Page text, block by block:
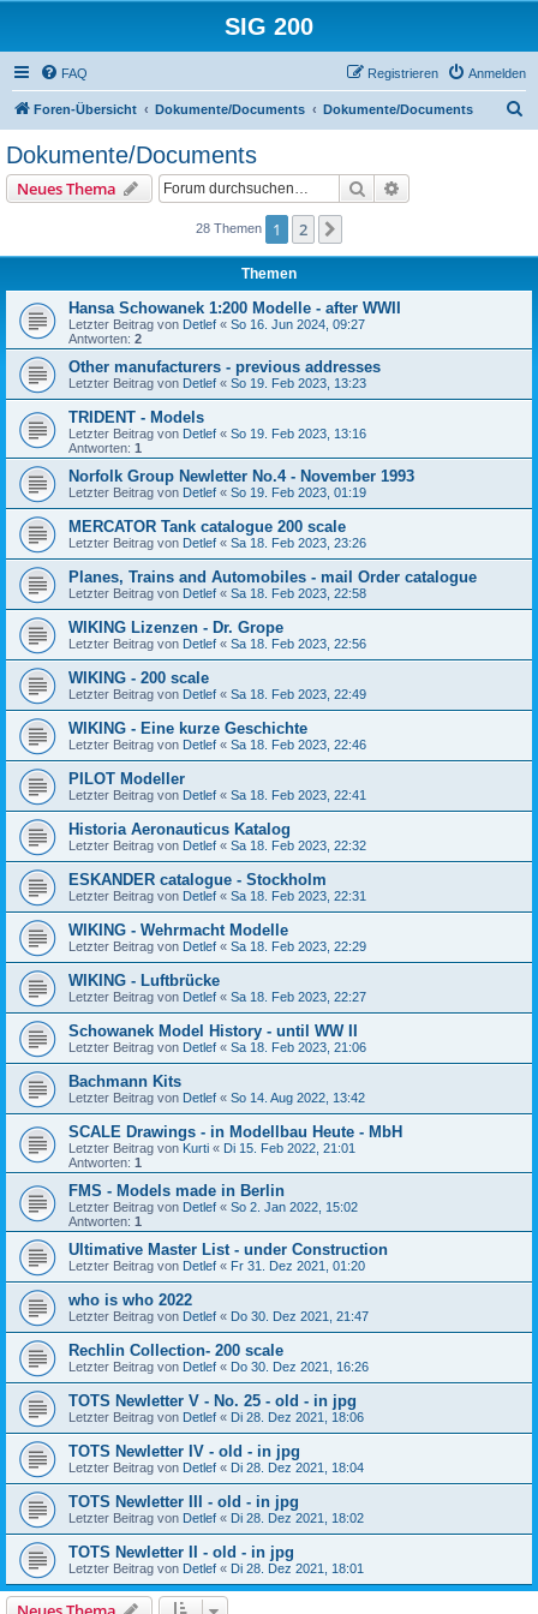
SIG 200
FAQ Anmelden
Registrieren
Foren-Übersicht Dokumente/Documents Dokumente/Documents
Dokumente/Documents
Neues Thema Suche
28 Themen 1 2
Themen
Hansa Schowanek 1:200 Modelle - after WWII
Letzter Beitrag von Detlef « So 16. Jun 2024, 09:27
Antworten: 2
Other manufacturers - previous addresses
Letzter Beitrag von Detlef « So 19. Feb 2023, 13:23
TRIDENT - Models
Letzter Beitrag von Detlef « So 19. Feb 2023, 13:16
Antworten: 1
Norfolk Group Newletter No.4 - November 1993
Letzter Beitrag von Detlef « So 19. Feb 2023, 01:19
MERCATOR Tank catalogue 200 scale
Letzter Beitrag von Detlef « Sa 18. Feb 2023, 23:26
Planes, Trains and Automobiles - mail Order catalogue
Letzter Beitrag von Detlef « Sa 18. Feb 2023, 22:58
WIKING Lizenzen - Dr. Grope
Letzter Beitrag von Detlef « Sa 18. Feb 2023, 22:56
WIKING - 200 scale
Letzter Beitrag von Detlef « Sa 18. Feb 2023, 22:49
WIKING - Eine kurze Geschichte
Letzter Beitrag von Detlef « Sa 18. Feb 2023, 22:46
PILOT Modeller
Letzter Beitrag von Detlef « Sa 18. Feb 2023, 22:41
Historia Aeronauticus Katalog
Letzter Beitrag von Detlef « Sa 18. Feb 2023, 22:32
ESKANDER catalogue - Stockholm
Letzter Beitrag von Detlef « Sa 18. Feb 2023, 22:31
WIKING - Wehrmacht Modelle
Letzter Beitrag von Detlef « Sa 18. Feb 2023, 22:29
WIKING - Luftbrücke
Letzter Beitrag von Detlef « Sa 18. Feb 2023, 22:27
Schowanek Model History - until WW II
Letzter Beitrag von Detlef « Sa 18. Feb 2023, 21:06
Bachmann Kits
Letzter Beitrag von Detlef « So 14. Aug 2022, 13:42
SCALE Drawings - in Modellbau Heute - MbH
Letzter Beitrag von Kurti « Di 15. Feb 2022, 21:01
Antworten: 1
FMS - Models made in Berlin
Letzter Beitrag von Detlef « So 2. Jan 2022, 15:02
Antworten: 1
Ultimative Master List - under Construction
Letzter Beitrag von Detlef « Fr 31. Dez 2021, 01:20
who is who 2022
Letzter Beitrag von Detlef « Do 30. Dez 2021, 21:47
Rechlin Collection- 200 scale
Letzter Beitrag von Detlef « Do 30. Dez 2021, 16:26
TOTS Newletter V - No. 25 - old - in jpg
Letzter Beitrag von Detlef « Di 28. Dez 2021, 18:06
TOTS Newletter IV - old - in jpg
Letzter Beitrag von Detlef « Di 28. Dez 2021, 18:04
TOTS Newletter III - old - in jpg
Letzter Beitrag von Detlef « Di 28. Dez 2021, 18:02
TOTS Newletter II - old - in jpg
Letzter Beitrag von Detlef « Di 28. Dez 2021, 18:01